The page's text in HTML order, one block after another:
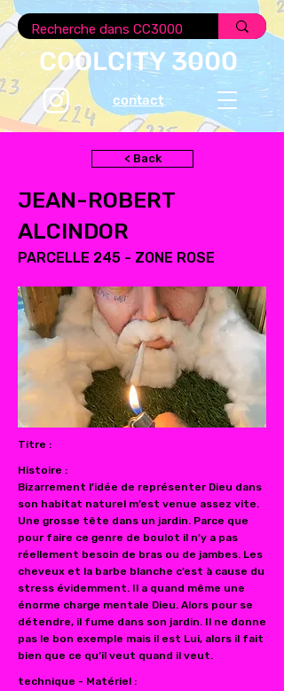
COOLCITY 3000
contact
< Back
JEAN-ROBERT
ALCINDOR
PARCELLE 245 - ZONE ROSE
Titre :
Histoire :
Bizarrement l’idée de représenter Dieu dans
son habitat naturel m’est venue assez vite.
Une grosse tête dans un jardin. Parce que
pour faire ce genre de boulot il n’y a pas
réellement besoin de bras ou de jambes. Les
cheveux et la barbe blanche c’est à cause du
stress évidemment. Il a quand même une
énorme charge mentale Dieu. Alors pour se
détendre, il fume dans son jardin. Il ne donne
pas le bon exemple mais il est Lui, alors il fait
bien que ce qu’il veut quand il veut.
technique - Matériel :